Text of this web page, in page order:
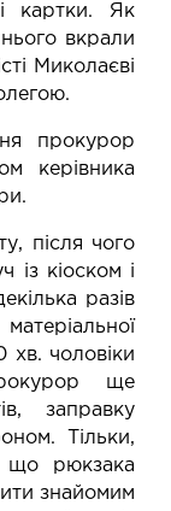
картки. Як
вкрали
Миколаєві
прокурор
керівника
після чого
із кіоском і
разів
хв. чоловіки
ще
заправку
Тільки,
що рюкзака
знайомим